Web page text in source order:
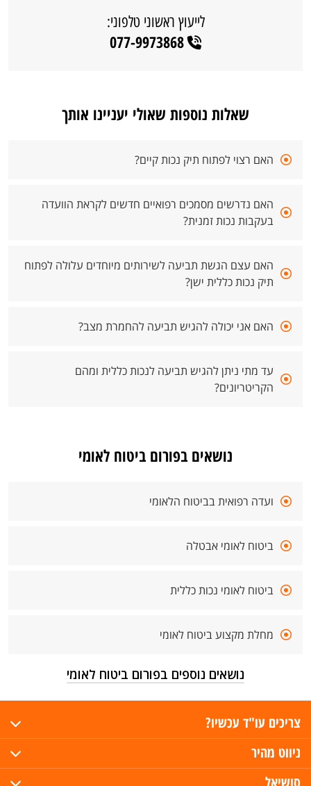
לייעוץ ראשוני טלפוני:
077-9973868
שאלות נוספות שאולי יעניינו אותך
האם רצוי לפתוח תיק נכות קיים?
האם נדרשים מסמכים רפואיים חדשים לקראת הוועדה
בעקבות נכות זמנית?
האם עצם הגשת תביעה לשירותים מיוחדים עלולה לפתוח
תיק נכות כללית ישן?
האם אני יכולה להגיש תביעה להחמרת מצב?
עד מתי ניתן להגיש תביעה לנכות כללית ומהם
הקריטריונים?
נושאים בפורום ביטוח לאומי
ועדה רפואית בביטוח הלאומי
ביטוח לאומי אבטלה
ביטוח לאומי נכות כללית
מחלת מקצוע ביטוח לאומי
נושאים נוספים בפורום ביטוח לאומי
צריכים עו"ד עכשיו?
ניווט מהיר
סושיאל